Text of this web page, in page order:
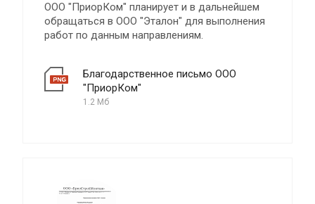
ООО "ПриорКом" планирует и в дальнейшем
обращаться в ООО "Эталон" для выполнения
работ по данным направлениям.
Благодарственное письмо ООО
"ПриорКом"
1.2 Мб